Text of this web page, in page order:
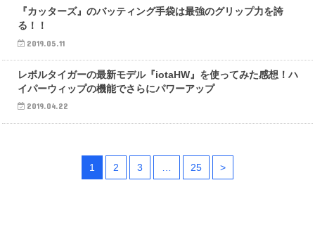
野球トレンド
『カッターズ』のバッティング手袋は最強のグリップ力を誇
る！！
2019.05.11
野球トレンド
レボルタイガーの最新モデル『iotaHW』を使ってみた感想！ハ
イパーウィップの機能でさらにパワーアップ
2019.04.22
1 2 3 … 25 >